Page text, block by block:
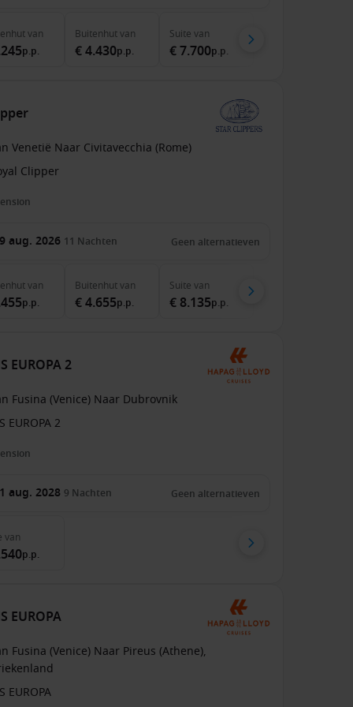
van
p.p.
Buitenhutvan
€ 4.430p.p.
Suite van
€ 7.700p.p.
Venetië Naar Civitavecchia (Rome)
Clipper
aug. 2026 11 Nachten Geen alternatieven
van
p.p.
Buitenhutvan
€ 4.655p.p.
Suite van
€ 8.135p.p.
EUROPA 2
Fusina (Venice) Naar Dubrovnik
EUROPA 2
aug. 2028 9 Nachten Geen alternatieven
van
p.p.
EUROPA
Fusina (Venice) Naar Pireus (Athene),
EUROPA